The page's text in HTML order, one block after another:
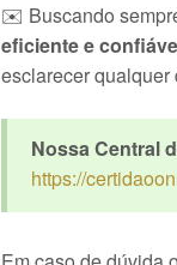
✉️ Buscando
eficiente e
esclarecer
Nossa Central
https://